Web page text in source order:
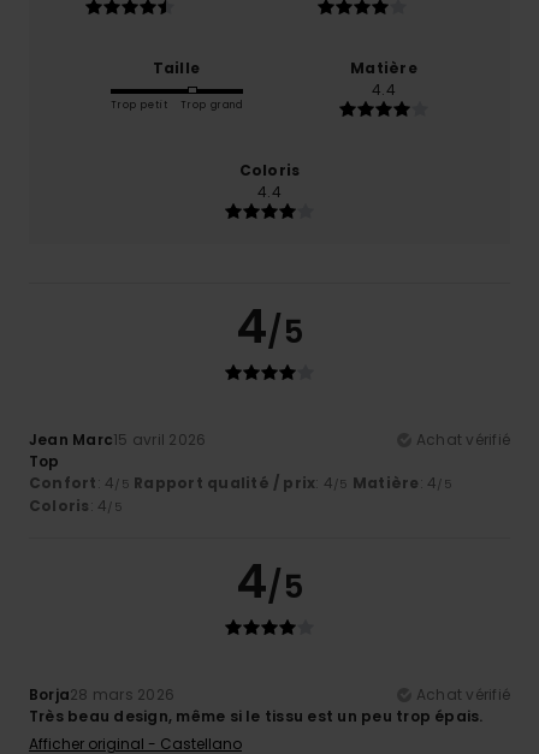
Taille
Trop petit Trop grand
Matière
4.4
Coloris
4.4
4/5
Jean Marc15 avril 2026
Achat vérifié
Top
Confort: 4/5 Rapport qualité / prix: 4/5 Matière: 4/5
Coloris: 4/5
4/5
Borja28 mars 2026
Achat vérifié
Très beau design, même si le tissu est un peu trop épais.
Afficher original - Castellano